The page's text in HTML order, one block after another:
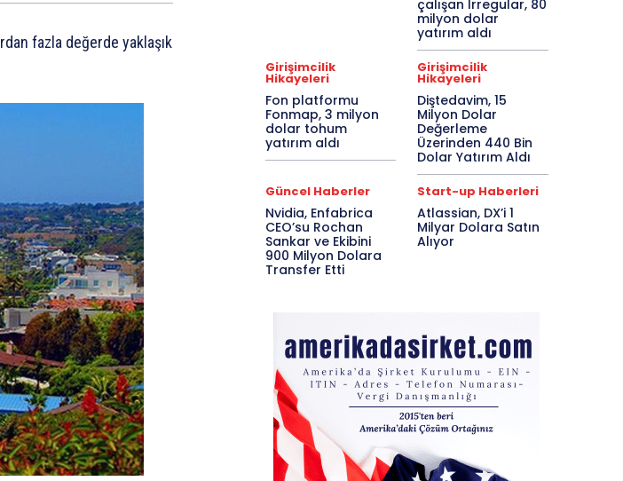
fazla değerde yaklaşık
çalışan Irregular, 80
milyon dolar
yatırım aldı
Girişimcilik
Hikayeleri
Fon platformu
Fonmap, 3 milyon
dolar tohum
yatırım aldı
Girişimcilik
Hikayeleri
Diştedavim, 15
Milyon Dolar
Değerleme
Üzerinden 440 Bin
Dolar Yatırım Aldı
Güncel Haberler
Nvidia, Enfabrica
CEO’su Rochan
Sankar ve Ekibini
900 Milyon Dolara
Transfer Etti
Start-up Haberleri
Atlassian, DX’i 1
Milyar Dolara Satın
Alıyor